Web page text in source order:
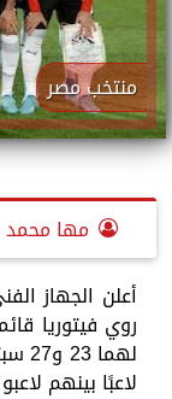
منتخب مصر
مها محمد
أعلن الجهاز
روي فيتوريا
لاعبًا بينهم